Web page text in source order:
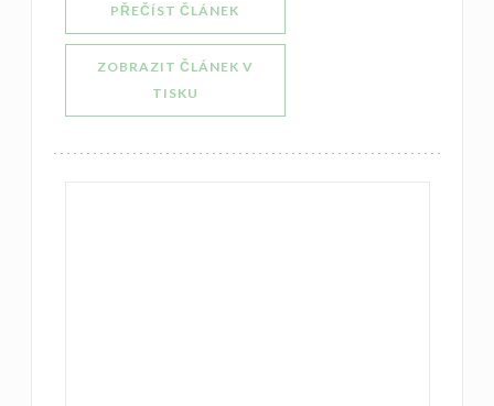
PŘEČÍST ČLÁNEK
ZOBRAZIT ČLÁNEK V
TISKU